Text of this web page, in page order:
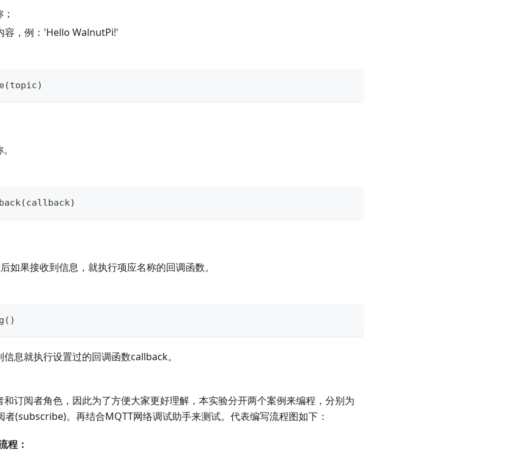
容，例：'Hello WalnutPi!'
(topic)
(callback)
如果接收到信息，就执行项应名称的回调函数。
( )
息就执行设置过的回调函数callback。
和订阅者角色，因此为了方便大家更好理解，本实验分开两个案例来编程，分别为
(subscribe)。再结合MQTT网络调试助手来测试。代表编写流程图如下：
程：